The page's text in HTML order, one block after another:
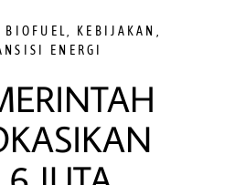
BIOFUEL KEBIJAKAN
ENERGI